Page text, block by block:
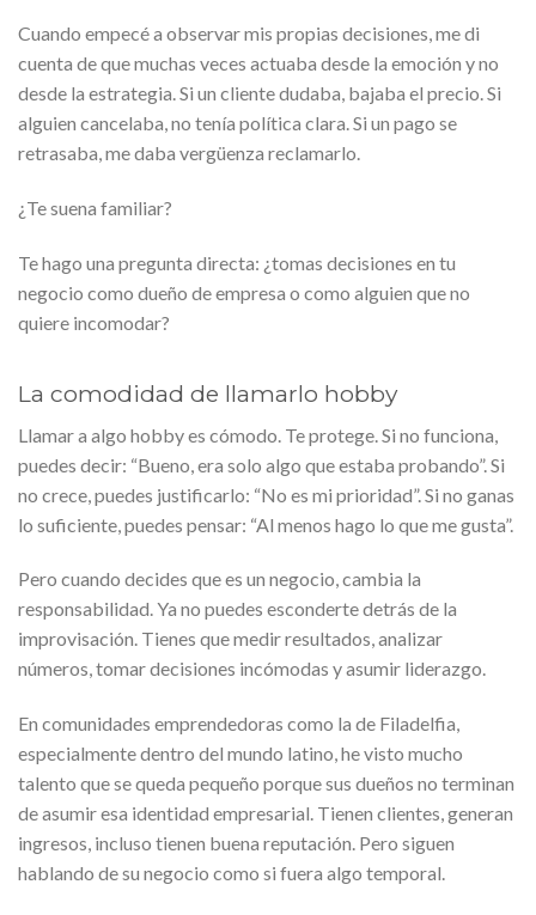
Cuando empecé a observar mis propias decisiones, me di
cuenta de que muchas veces actuaba desde la emoción y no
desde la estrategia. Si un cliente dudaba, bajaba el precio. Si
alguien cancelaba, no tenía política clara. Si un pago se
retrasaba, me daba vergüenza reclamarlo.
¿Te suena familiar?
Te hago una pregunta directa: ¿tomas decisiones en tu
negocio como dueño de empresa o como alguien que no
quiere incomodar?
La comodidad de llamarlo hobby
Llamar a algo hobby es cómodo. Te protege. Si no funciona,
puedes decir: “Bueno, era solo algo que estaba probando”. Si
no crece, puedes justificarlo: “No es mi prioridad”. Si no ganas
lo suficiente, puedes pensar: “Al menos hago lo que me gusta”.
Pero cuando decides que es un negocio, cambia la
responsabilidad. Ya no puedes esconderte detrás de la
improvisación. Tienes que medir resultados, analizar
números, tomar decisiones incómodas y asumir liderazgo.
En comunidades emprendedoras como la de Filadelfia,
especialmente dentro del mundo latino, he visto mucho
talento que se queda pequeño porque sus dueños no terminan
de asumir esa identidad empresarial. Tienen clientes, generan
ingresos, incluso tienen buena reputación. Pero siguen
hablando de su negocio como si fuera algo temporal.